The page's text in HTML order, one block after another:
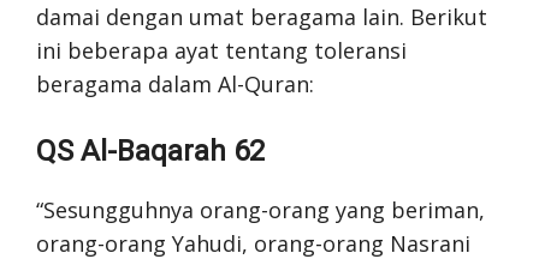
damai dengan umat beragama lain. Berikut
ini beberapa ayat tentang toleransi
beragama dalam Al-Quran:
QS Al-Baqarah 62
“Sesungguhnya orang-orang yang beriman,
orang-orang Yahudi, orang-orang Nasrani